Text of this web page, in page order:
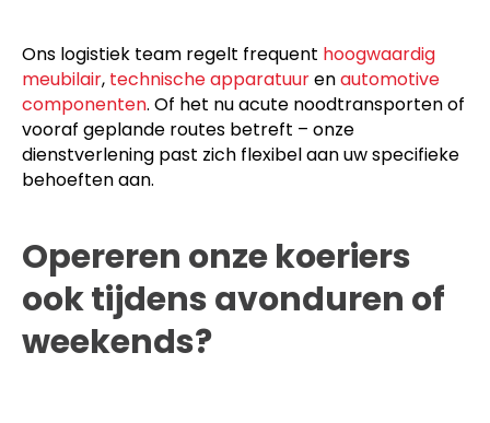
Ons logistiek team regelt frequent hoogwaardig
meubilair, technische apparatuurenautomotive
componenten. Of het nu acute noodtransporten of
vooraf geplande routes betreft – onze
dienstverlening past zich flexibel aan uw specifieke
behoeften aan.
Opereren onze koeriers
ook tijdens avonduren of
weekends?